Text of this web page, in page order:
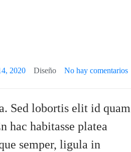
2020 Diseño No hay comentarios
Sed lobortis elit id quam
hac habitasse platea
semper, ligula in